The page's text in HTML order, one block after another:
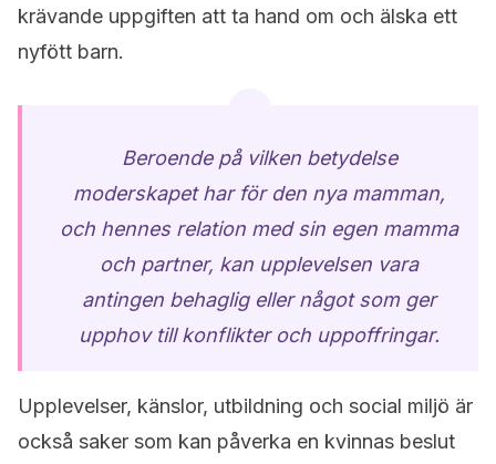
krävande uppgiften att ta hand om och älska ett
nyfött barn.
Beroende på vilken betydelse
moderskapet har för den nya mamman,
och hennes relation med sin egen mamma
och partner, kan upplevelsen vara
antingen behaglig eller något som ger
upphov till konflikter och uppoffringar.
Upplevelser, känslor, utbildning och social miljö är
också saker som kan påverka en kvinnas beslut